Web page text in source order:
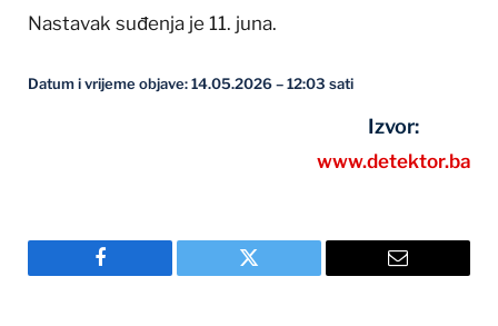
Nastavak suđenja je 11. juna.
Datum i vrijeme objave: 14.05.2026 – 12:03 sati
Izvor:
www.detektor.ba
Facebook Twitter Email